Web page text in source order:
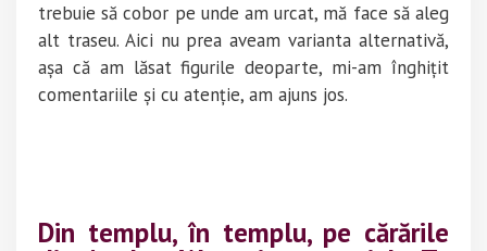
trebuie să cobor pe unde am urcat, mă face să aleg
alt traseu. Aici nu prea aveam varianta alternativă,
așa că am lăsat figurile deoparte, mi-am înghițit
comentariile și cu atenție, am ajuns jos.
Din templu, în templu, pe cărările